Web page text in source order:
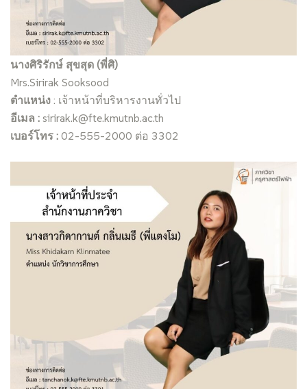
นางศิริรักษ์ สุขสุด (พี่ศิ)
Mrs.Sirirak Sooksood
ตำแหน่ง : เจ้าหน้าที่บริหารงานทั่วไป
อีเมล : sirirak.k@fte.kmutnb.ac.th
เบอร์โทร : 02-555-2000 ต่อ 3302